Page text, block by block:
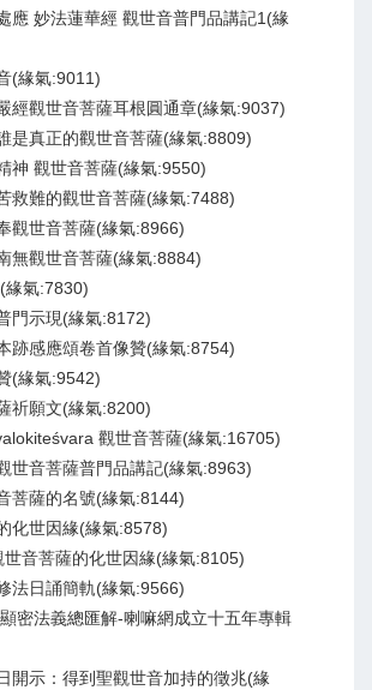
應 妙法蓮華經 觀世音普門品講記1(緣
(緣氣:9011)
經觀世音菩薩耳根圓通章(緣氣:9037)
真正的觀世音菩薩(緣氣:8809)
神 觀世音菩薩(緣氣:9550)
救難的觀世音菩薩(緣氣:7488)
觀世音菩薩(緣氣:8966)
無觀世音菩薩(緣氣:8884)
氣:7830)
門示現(緣氣:8172)
跡感應頌卷首像贊(緣氣:8754)
(緣氣:9542)
祈願文(緣氣:8200)
觀世音菩薩(緣氣:16705)
世音菩薩普門品講記(緣氣:8963)
菩薩的名號(緣氣:8144)
化世因緣(緣氣:8578)
音菩薩的化世因緣(緣氣:8105)
法日誦簡軌(緣氣:9566)
密法義總匯解-喇嘛網成立十五年專輯
開示：得到聖觀世音加持的徵兆(緣